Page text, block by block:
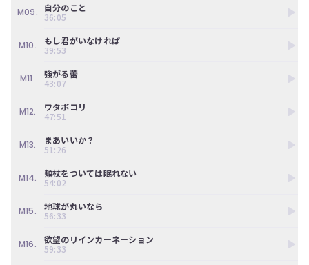
M09.
自分のこと
36:05
M10.
もし君がいなければ
39:53
M11.
強がる蕾
43:07
M12.
ワタボコリ
47:51
M13.
まあいいか？
51:26
M14.
頬杖をついては眠れない
54:02
M15.
地球が丸いなら
56:33
M16.
欲望のリインカーネーション
59:33